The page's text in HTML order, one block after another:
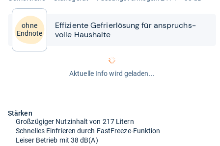
ohne
Endnote
Effi­zi­ente Gefrier­lö­sung für anspruchs­
volle Haus­halte
Aktuelle Info wird geladen...
Stärken
Großzügiger Nutzinhalt von 217 Litern
Schnelles Einfrieren durch FastFreeze-Funktion
Leiser Betrieb mit 38 dB(A)